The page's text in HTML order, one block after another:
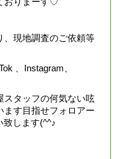
、現地調査のご依頼等
、Instagram、
スタッフの何気ない呟
ます目指せフォロアー
致します(^^♪